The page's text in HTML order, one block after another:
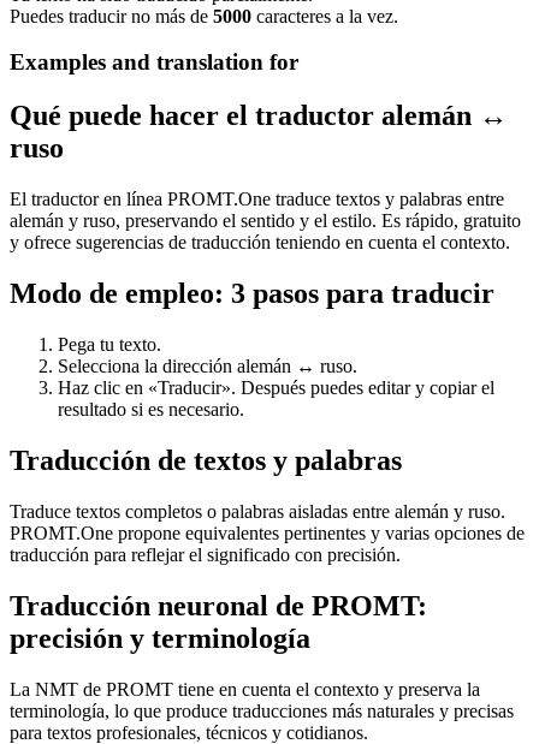
Puedes traducir no más de 5000 caracteres a la vez.
Examples and translation for
Qué puede hacer el traductor alemán ↔
ruso
El traductor en línea PROMT.One traduce textos y palabras entre
alemán y ruso, preservando el sentido y el estilo. Es rápido, gratuito
y ofrece sugerencias de traducción teniendo en cuenta el contexto.
Modo de empleo: 3 pasos para traducir
Pega tu texto.
Selecciona la dirección alemán ↔ ruso.
Haz clic en «Traducir». Después puedes editar y copiar el
resultado si es necesario.
Traducción de textos y palabras
Traduce textos completos o palabras aisladas entre alemán y ruso.
PROMT.One propone equivalentes pertinentes y varias opciones de
traducción para reflejar el significado con precisión.
Traducción neuronal de PROMT:
precisión y terminología
La NMT de PROMT tiene en cuenta el contexto y preserva la
terminología, lo que produce traducciones más naturales y precisas
para textos profesionales, técnicos y cotidianos.